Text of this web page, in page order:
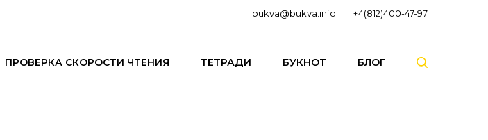
bukva@bukva.info +4(812)400-47-97
ПРОВЕРКА СКОРОСТИ ЧТЕНИЯ ТЕТРАДИ БУКНОТ БЛОГ